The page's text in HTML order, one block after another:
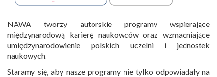
NAWA tworzy autorskie programy wspierające
międzynarodową karierę naukowców oraz wzmacniające
umiędzynarodowienie polskich uczelni i jednostek
naukowych.
Staramy się, aby nasze programy nie tylko odpowiadały na